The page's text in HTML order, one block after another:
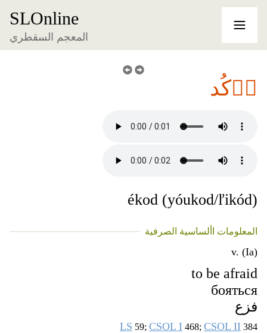
SLOnline
المعجم السقطري
آٞكُد
ékod (yóukod/ľikód)
المعلومات األساسية الصرفية
v. (Ia)
to be afraid
бояться
فزع
LS 59; CSOL I 468; CSOL II 384